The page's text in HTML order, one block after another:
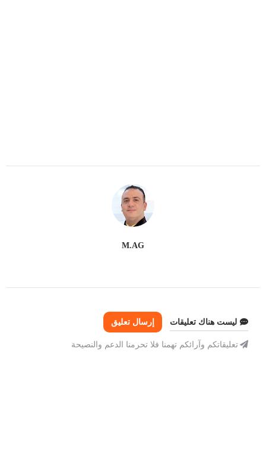
M.AG
ليست هناك تعليقات إرسال تعليق
تعليقاتكم وآرائكم تهمنا فلا تحرمنا الدعم والنصيحة